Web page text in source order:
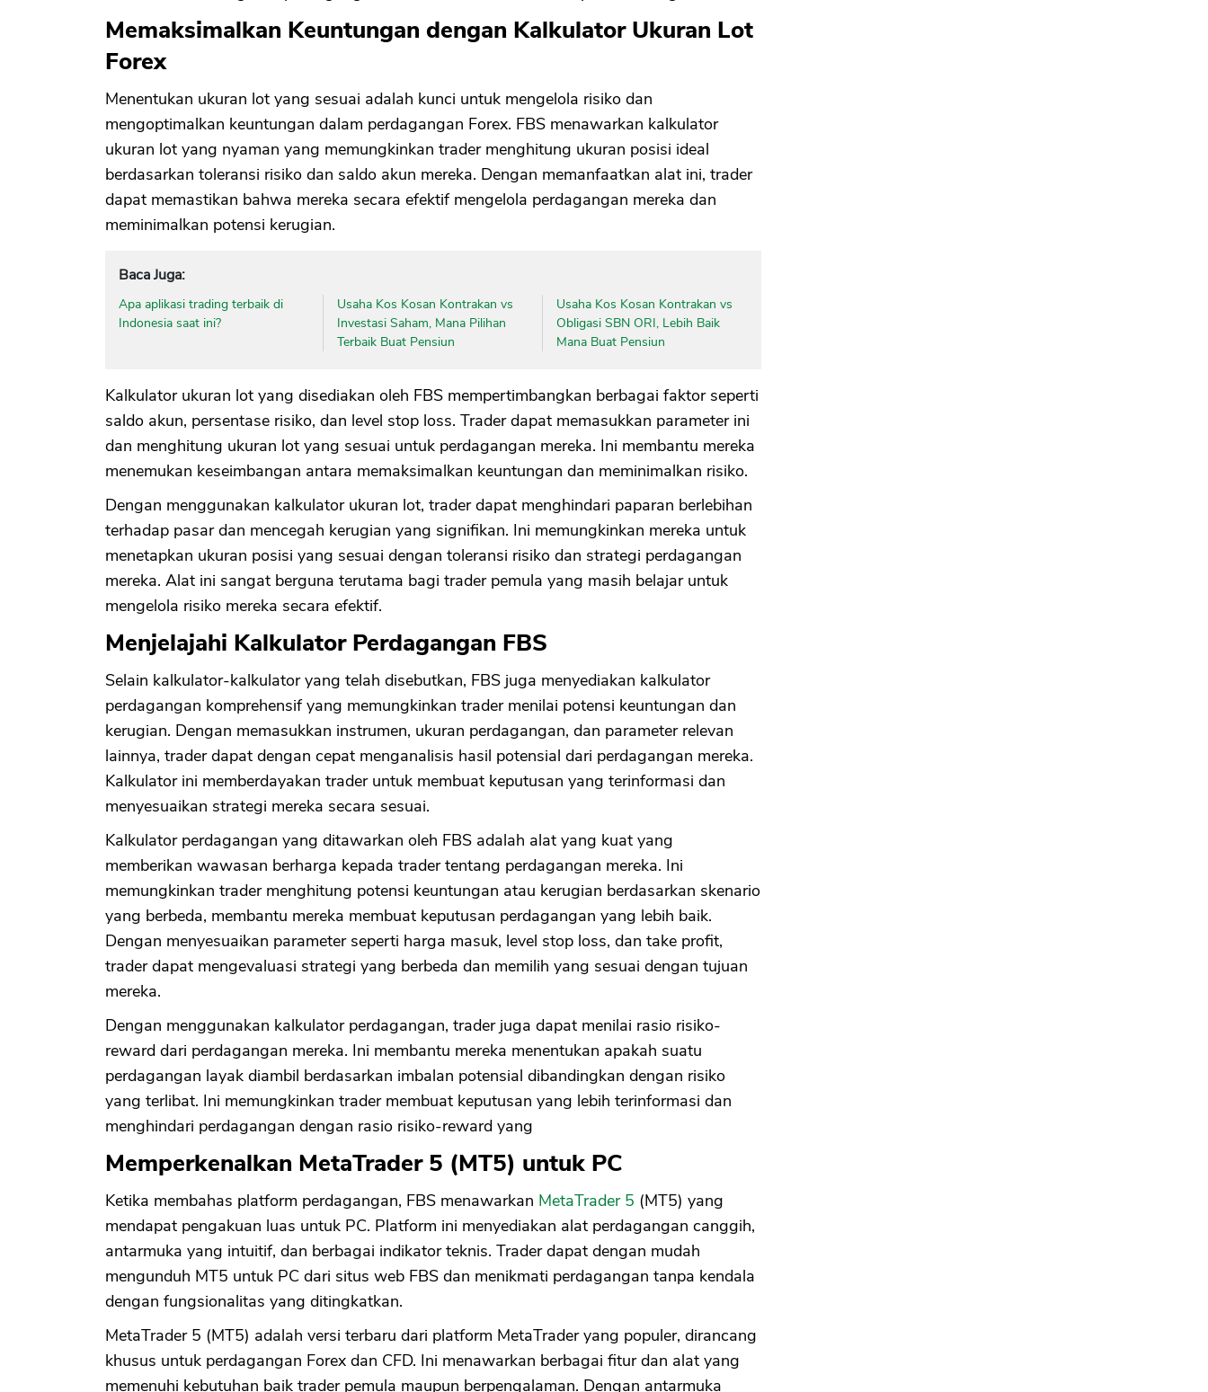
Memaksimalkan Keuntungan dengan Kalkulator Ukuran Lot
Forex
Menentukan ukuran lot yang sesuai adalah kunci untuk mengelola risiko dan
mengoptimalkan keuntungan dalam perdagangan Forex. FBS menawarkan kalkulator
ukuran lot yang nyaman yang memungkinkan trader menghitung ukuran posisi ideal
berdasarkan toleransi risiko dan saldo akun mereka. Dengan memanfaatkan alat ini, trader
dapat memastikan bahwa mereka secara efektif mengelola perdagangan mereka dan
meminimalkan potensi kerugian.
Baca Juga:
Apa aplikasi trading terbaik di
Indonesia saat ini?
Usaha Kos Kosan Kontrakan vs
Investasi Saham, Mana Pilihan
Terbaik Buat Pensiun
Usaha Kos Kosan Kontrakan vs
Obligasi SBN ORI, Lebih Baik
Mana Buat Pensiun
Kalkulator ukuran lot yang disediakan oleh FBS mempertimbangkan berbagai faktor seperti
saldo akun, persentase risiko, dan level stop loss. Trader dapat memasukkan parameter ini
dan menghitung ukuran lot yang sesuai untuk perdagangan mereka. Ini membantu mereka
menemukan keseimbangan antara memaksimalkan keuntungan dan meminimalkan risiko.
Dengan menggunakan kalkulator ukuran lot, trader dapat menghindari paparan berlebihan
terhadap pasar dan mencegah kerugian yang signifikan. Ini memungkinkan mereka untuk
menetapkan ukuran posisi yang sesuai dengan toleransi risiko dan strategi perdagangan
mereka. Alat ini sangat berguna terutama bagi trader pemula yang masih belajar untuk
mengelola risiko mereka secara efektif.
Menjelajahi Kalkulator Perdagangan FBS
Selain kalkulator-kalkulator yang telah disebutkan, FBS juga menyediakan kalkulator
perdagangan komprehensif yang memungkinkan trader menilai potensi keuntungan dan
kerugian. Dengan memasukkan instrumen, ukuran perdagangan, dan parameter relevan
lainnya, trader dapat dengan cepat menganalisis hasil potensial dari perdagangan mereka.
Kalkulator ini memberdayakan trader untuk membuat keputusan yang terinformasi dan
menyesuaikan strategi mereka secara sesuai.
Kalkulator perdagangan yang ditawarkan oleh FBS adalah alat yang kuat yang
memberikan wawasan berharga kepada trader tentang perdagangan mereka. Ini
memungkinkan trader menghitung potensi keuntungan atau kerugian berdasarkan skenario
yang berbeda, membantu mereka membuat keputusan perdagangan yang lebih baik.
Dengan menyesuaikan parameter seperti harga masuk, level stop loss, dan take profit,
trader dapat mengevaluasi strategi yang berbeda dan memilih yang sesuai dengan tujuan
mereka.
Dengan menggunakan kalkulator perdagangan, trader juga dapat menilai rasio risiko-
reward dari perdagangan mereka. Ini membantu mereka menentukan apakah suatu
perdagangan layak diambil berdasarkan imbalan potensial dibandingkan dengan risiko
yang terlibat. Ini memungkinkan trader membuat keputusan yang lebih terinformasi dan
menghindari perdagangan dengan rasio risiko-reward yang
Memperkenalkan MetaTrader 5 (MT5) untuk PC
Ketika membahas platform perdagangan, FBS menawarkan MetaTrader 5 (MT5) yang
mendapat pengakuan luas untuk PC. Platform ini menyediakan alat perdagangan canggih,
antarmuka yang intuitif, dan berbagai indikator teknis. Trader dapat dengan mudah
mengunduh MT5 untuk PC dari situs web FBS dan menikmati perdagangan tanpa kendala
dengan fungsionalitas yang ditingkatkan.
MetaTrader 5 (MT5) adalah versi terbaru dari platform MetaTrader yang populer, dirancang
khusus untuk perdagangan Forex dan CFD. Ini menawarkan berbagai fitur dan alat yang
memenuhi kebutuhan baik trader pemula maupun berpengalaman. Dengan antarmuka